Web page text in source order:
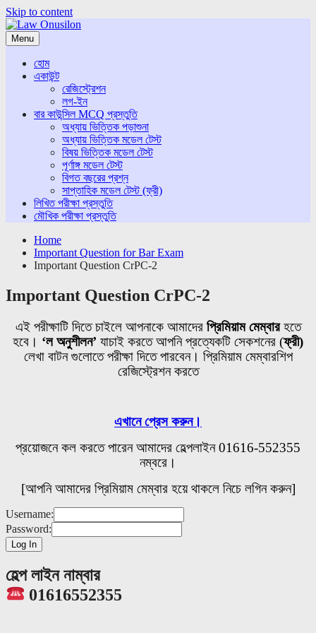
Skip to content
Menu
হোম
একাউন্ট
রেজিস্ট্রেশন
লগ-ইন
বার কাউন্সিল MCQ প্রস্তুতি
অধ্যায় ভিত্তিক পড়াশুনা
অধ্যায় ভিত্তিক মডেল টেস্ট
বিষয় ভিত্তিক মডেল টেস্ট
পূর্ণাঙ্গ মডেল টেস্ট
বিগত বছরের প্রশ্ন
সাপ্তাহিক মডেল টেস্ট (ফ্রী)
লিখিত পরীক্ষা প্রস্তুতি
মৌখিক পরীক্ষা প্রস্তুতি
Home
Important Question for Bar Exam
Important Question CrPC-2
Important Question CrPC-2
এই পরীক্ষাটি দিতে চাইলে আপনাকে আমাদের প্রিমিয়াম মেম্বারহতে
হবে। ‘ল অনুশীলন’ যাচাই করতে আপনি প্রত্যেকটি সেকশনের (ফ্রী)
লেখা বাটন গুলোতে পরীক্ষা দিতে পারবেন। প্রিমিয়াম মেম্বারশিপ
রেজিস্ট্রেশন করতে
এখানে প্রেস করুন।
প্রয়োজনে কল করতে পারেন আমাদের হেল্পলাইন 01616-552355
নম্বরে।
[আপনি আমাদের প্রিমিয়াম মেম্বার হয়ে থাকলে নিচে লগিন করুন]
Username:
Password:
হেল্প লাইন নাম্বার
01616552355